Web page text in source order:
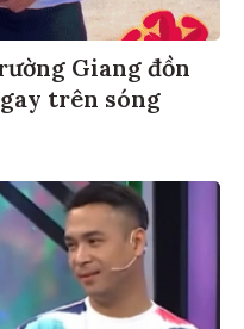
Giang đồn
trên sóng